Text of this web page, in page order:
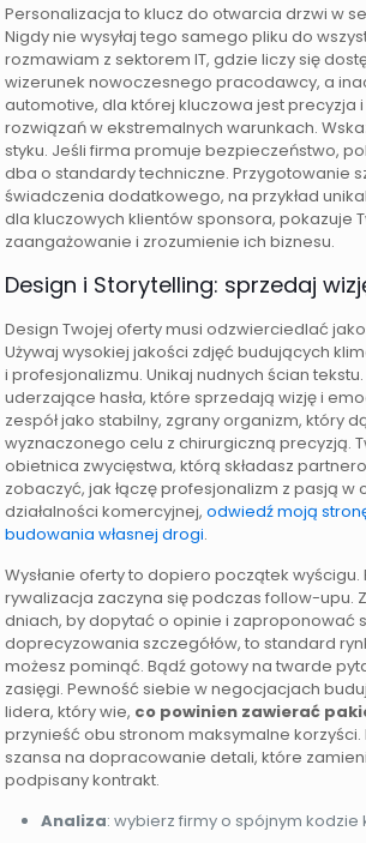
Personalizacja to klucz do otwarcia drzwi w
Nigdy nie wysyłaj tego samego pliku do
rozmawiam z sektorem IT, gdzie liczy się
wizerunek nowoczesnego pracodawcy, a
automotive, dla której kluczowa jest precyzja
rozwiązań w ekstremalnych warunkach.
styku. Jeśli firma promuje bezpieczeństwo,
dba o standardy techniczne. Przygotowanie
świadczenia dodatkowego, na przykład
dla kluczowych klientów sponsora, pokazuje
zaangażowanie i zrozumienie ich biznesu.
Design i Storytelling: sprzedaj
Design Twojej oferty musi odzwierciedlać
Używaj wysokiej jakości zdjęć budujących
i profesjonalizmu. Unikaj nudnych ścian
uderzające hasła, które sprzedają wizję i
zespół jako stabilny, zgrany organizm, który
wyznaczonego celu z chirurgiczną precyzją.
obietnica zwycięstwa, którą składasz
zobaczyć, jak łączę profesjonalizm z pasją w
działalności komercyjnej,odwiedź moją
budowania własnej drogi.
Wysłanie oferty to dopiero początek wyścigu.
rywalizacja zaczyna się podczas follow-upu.
dniach, by dopytać o opinie i zaproponować
doprecyzowania szczegółów, to standard
możesz pominąć. Bądź gotowy na twarde
zasięgi. Pewność siebie w negocjacjach
lidera, który wie, co powinien zawierać
przynieść obu stronom maksymalne
szansa na dopracowanie detali, które
podpisany kontrakt.
Analiza: wybierz firmy o spójnym kodzie